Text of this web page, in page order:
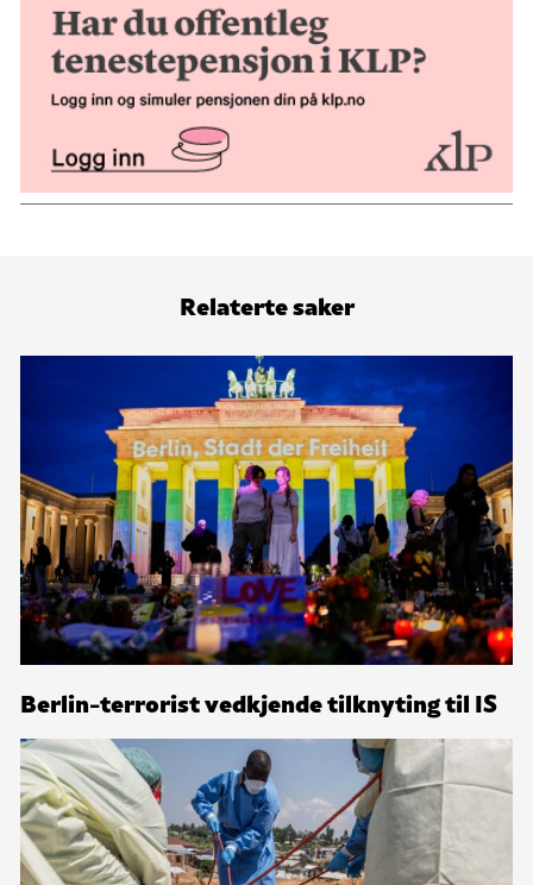
Relaterte saker
Berlin-terrorist vedkjende tilknyting til IS